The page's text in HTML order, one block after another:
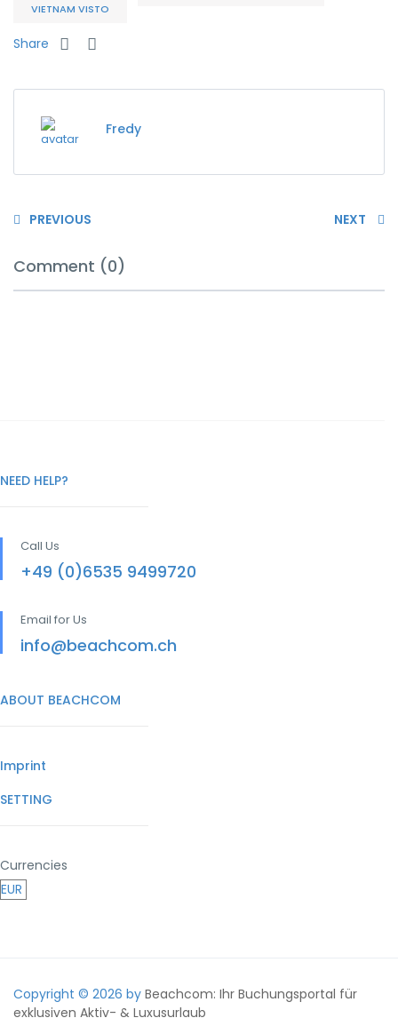
VIETNAM VISTO
Share
Fredy
PREVIOUS NEXT
Comment (0)
NEED HELP?
Call Us
+49 (0)6535 9499720
Email for Us
info@beachcom.ch
ABOUT BEACHCOM
Imprint
SETTING
Currencies
Copyright © 2026 by Beachcom: Ihr Buchungsportal für
exklusiven Aktiv- & Luxusurlaub